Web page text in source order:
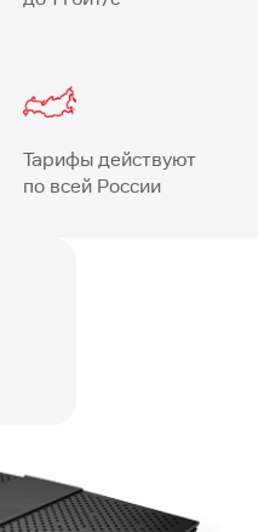
Тарифы действуют
по всей России